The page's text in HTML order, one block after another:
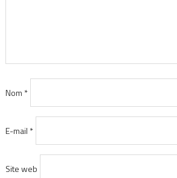
Nom *
E-mail *
Site web